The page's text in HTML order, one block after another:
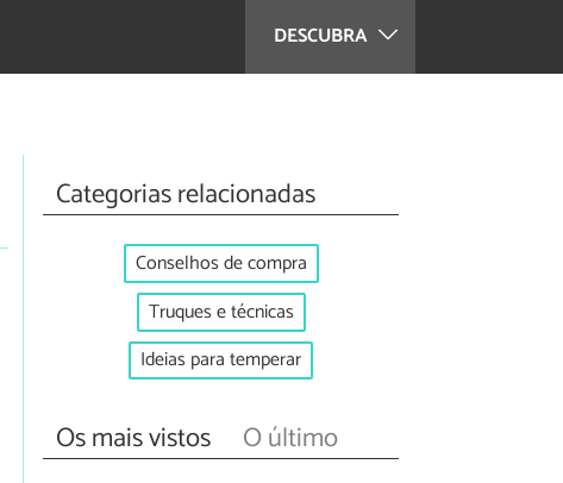
DESCUBRA
Categorias relacionadas
Conselhos de compra
Truques e técnicas
Ideias para temperar
Os mais vistos O último